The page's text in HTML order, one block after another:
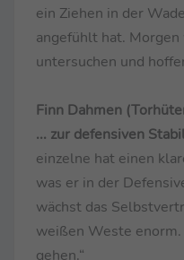
ein Ziehen in der
angefühlt hat.
untersuchen und
Finn Dahmen
... zur defensiven
einzelne hat einen
was er in der
wächst das
weißen Weste
gehen.“